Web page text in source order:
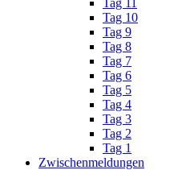
Tag 11
Tag 10
Tag 9
Tag 8
Tag 7
Tag 6
Tag 5
Tag 4
Tag 3
Tag 2
Tag 1
Zwischenmeldungen